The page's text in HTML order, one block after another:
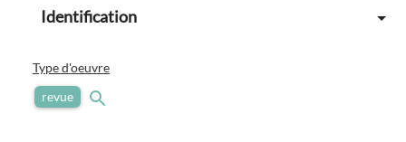
Identification
Type d'oeuvre
revue